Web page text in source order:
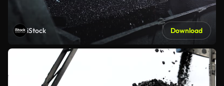
iStock Download